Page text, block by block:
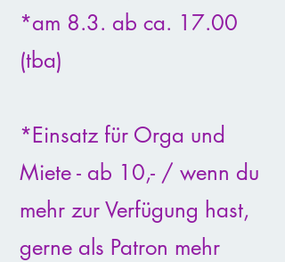
*am 8.3. ab ca. 17.00
(tba)
*Einsatz für Orga und
Miete - ab 10,- / wenn du
mehr zur Verfügung hast,
gerne als Patron mehr